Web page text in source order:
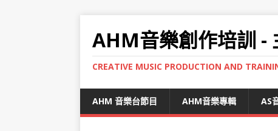
AHM音樂創作培訓 -
CREATIVE MUSIC PRODUCTION AND
AHM 音樂台節目 AHM音樂專輯 AS